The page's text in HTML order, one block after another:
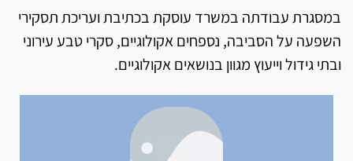
במסגרת עבודתה במשרד עוסקת בכתיבת ועריכת תסקירי
השפעה על הסביבה, נספחים אקולוגיים, סקרי טבע עירוני
ובתי גידול וייעוץ מגוון בנושאים אקולוגיים.